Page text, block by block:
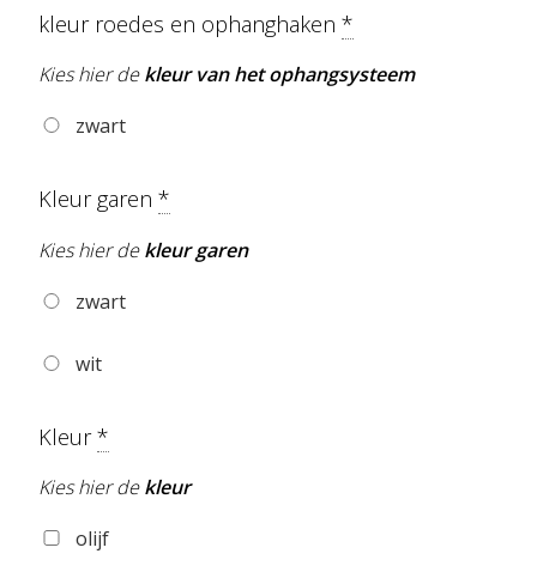
kleur roedes en ophanghaken *
Kies hier dekleur van het ophangsysteem
zwart
Kleur garen *
Kies hier dekleur garen
zwart
wit
Kleur*
Kies hier dekleur
olijf